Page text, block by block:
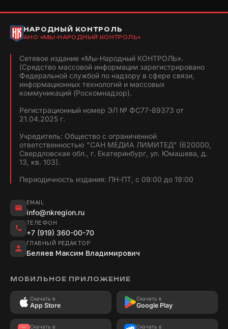
НАРОДНЫЙ КОНТРОЛЬ
АНО «МЫ-НАРОДНЫЙ КОНТРОЛЬ»
Сетевое издание «Мы-Народный КОНТРОЛЬ».
(Средство массовой информации зарегистрировано
Федеральной службой по надзору в сфере связи,
информационных технологий и массовых
коммуникаций (Роскомнадзор).
Регистрационный номер ЭЛ № ФС77-89373 от
21.04.2025 г.
Учредитель: Общество с ограниченной
ответственностью "САН МЕДИА ЛИМИТЕД" (620000,
Свердловская обл., г. Екатеринбург, ул. Юмашева, д.
13, кв. 103).
Периодичность издания: ПН-ПТ, с 09:00 до 19:00
EMAIL
info@nkregion.ru
ТЕЛЕФОН
+7 (919) 360-00-70
ГЛАВНЫЙ РЕДАКТОР
Беляев Максим Владимирович
МОБИЛЬНОЕ ПРИЛОЖЕНИЕ
Скачать в
App Store
Скачать в
Google Play
Скачать в Скачать в